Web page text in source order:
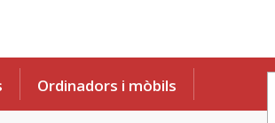
Ordinadors i mòbils